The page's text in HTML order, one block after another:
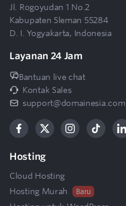
Jl. Rogoyudan 1 No.2
Kabupaten Sleman 55284
D. I. Yogyakarta, Indonesia
Layanan 24 Jam
Bantuan live chat
Kontak Sales
support@domainesia.com
Hosting
Cloud Hosting
Hosting Murah
Baru